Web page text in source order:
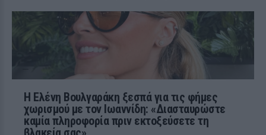
Η Ελένη Βουλγαράκη ξεσπά για τις φήμες
χωρισμού με τον Ιωαννίδη: «Διασταυρώστε
καμία πληροφορία πριν εκτοξεύσετε τη